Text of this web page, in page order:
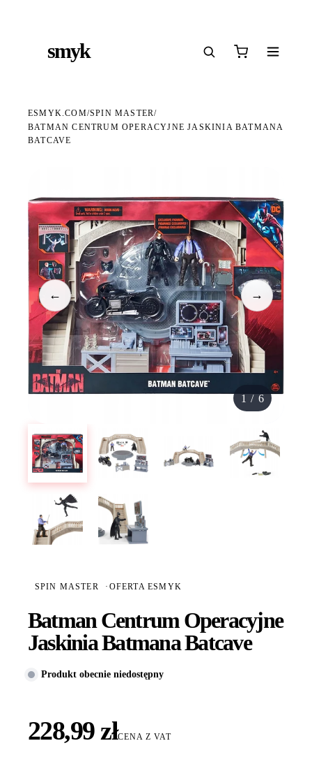
smyk
ESMYK.COM/SPIN MASTER/
BATMAN CENTRUM OPERACYJNE JASKINIA BATMANA
BATCAVE
← →
1 / 6
SPIN MASTER · OFERTA ESMYK
Batman Centrum Operacyjne
Jaskinia Batmana Batcave
Produkt obecnie niedostępny
228,99 złCENA Z VAT